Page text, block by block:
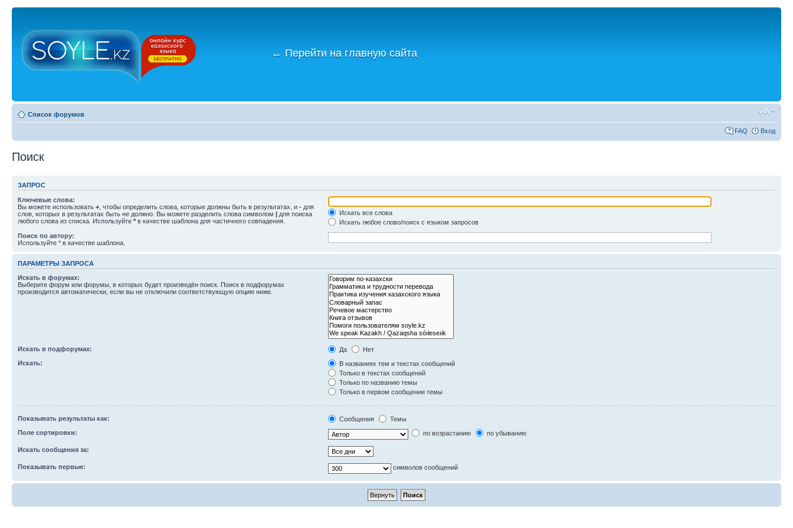
← Перейти на главную сайта
Список форумов
FAQ Вход
Поиск
ЗАПРОС
Ключевые слова:
Вы можете использовать + , чтобы определить слова, которые должны быть в результатах, и - для
слов, которых в результатах быть не должно. Вы можете разделить слова символом | для поиска
любого слова из списка. Используйте * в качестве шаблона для частичного совпадения.
Искать все слова
Искать любое слово/поиск с языком запросов
Поиск по автору:
Используйте * в качестве шаблона.
ПАРАМЕТРЫ ЗАПРОСА
Искать в форумах:
Выберите форум или форумы, в которых будет произведён поиск. Поиск в подфорумах
производится автоматически, если вы не отключили соответствующую опцию ниже.
Искать в подфорумах: Да
Нет
Искать:
В названиях тем и текстах сообщений
Только в текстах сообщений
Только по названию темы
Только в первом сообщении темы
Показывать результаты как: Сообщения
Темы
Поле сортировки:
по возрастанию по убыванию
Искать сообщения за:
Показывать первые: символов сообщений